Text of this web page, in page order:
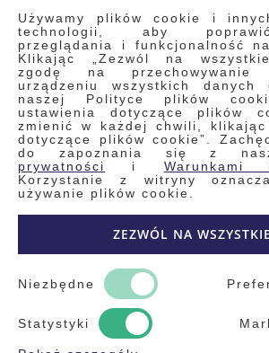
Używamy plików cookie i
technologii, aby
przeglądania i funkcjonalność
Klikając „Zezwól na
zgodę na
urządzeniu wszystkich danych
naszej Polityce plików
ustawienia dotyczące plików
zmienić w każdej chwili, klikając
dotyczące plików cookie”.
do zapoznania się z
prywatności
i Warunkami
Korzystanie z witryny
używanie plików cookie.
ZEZWÓL NA WSZYSTKIE
Niezbędne
Statystyki
INFORMACJE
Regulamin
Polityka prywatności i pliki cookie
Wyszukiwane frazy
Wyszukiwanie zaawansowane
Zamówienia
Skontaktuj się z nami
Odstąp od umowy
Kontakt